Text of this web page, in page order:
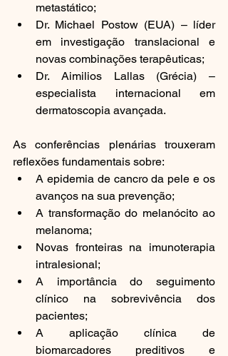
metastático;
Dr. Michael Postow (EUA) – líder
em investigação translacional e
novas combinações terapêuticas;
Dr. Aimilios Lallas (Grécia) –
especialista internacional em
dermatoscopia avançada.
As conferências plenárias trouxeram
reflexões fundamentais sobre:
A epidemia de cancro da pele e os
avanços na sua prevenção;
A transformação do melanócito ao
melanoma;
Novas fronteiras na imunoterapia
intralesional;
A importância do seguimento
clínico na sobrevivência dos
pacientes;
A aplicação clínica de
biomarcadores preditivos e